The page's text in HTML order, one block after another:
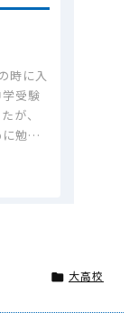
時に入
受験
が、
に勉…
 大高校